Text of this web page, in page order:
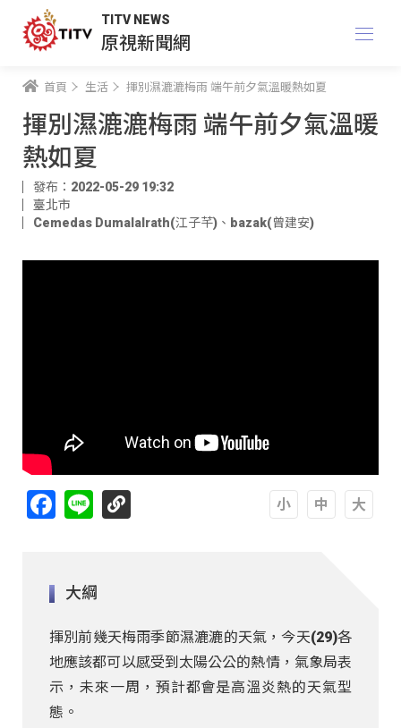
TITV NEWS
原視新聞網
首頁 生活 揮別濕漉漉梅雨 端午前夕氣溫暖熱如夏
揮別濕漉漉梅雨 端午前夕氣溫暖
熱如夏
發布：2022-05-29 19:32
臺北市
Cemedas Dumalalrath(江子芊) 、 bazak(曾建安)
Facebook
Line
大綱
揮別前幾天梅雨季節濕漉漉的天氣，今天(29)各
地應該都可以感受到太陽公公的熱情，氣象局表
示，未來一周，預計都會是高溫炎熱的天氣型
態。